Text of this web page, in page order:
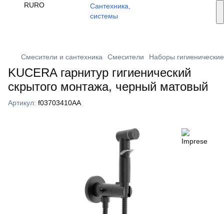
Услуги монтажа
🔥 Акции и скидки
RURO
Смесители и сантехника Смесители Наборы гигиенические
KUCERA гарнитур гигиенический
скрытого монтажа, черный матовый
Артикул: f03703410AA